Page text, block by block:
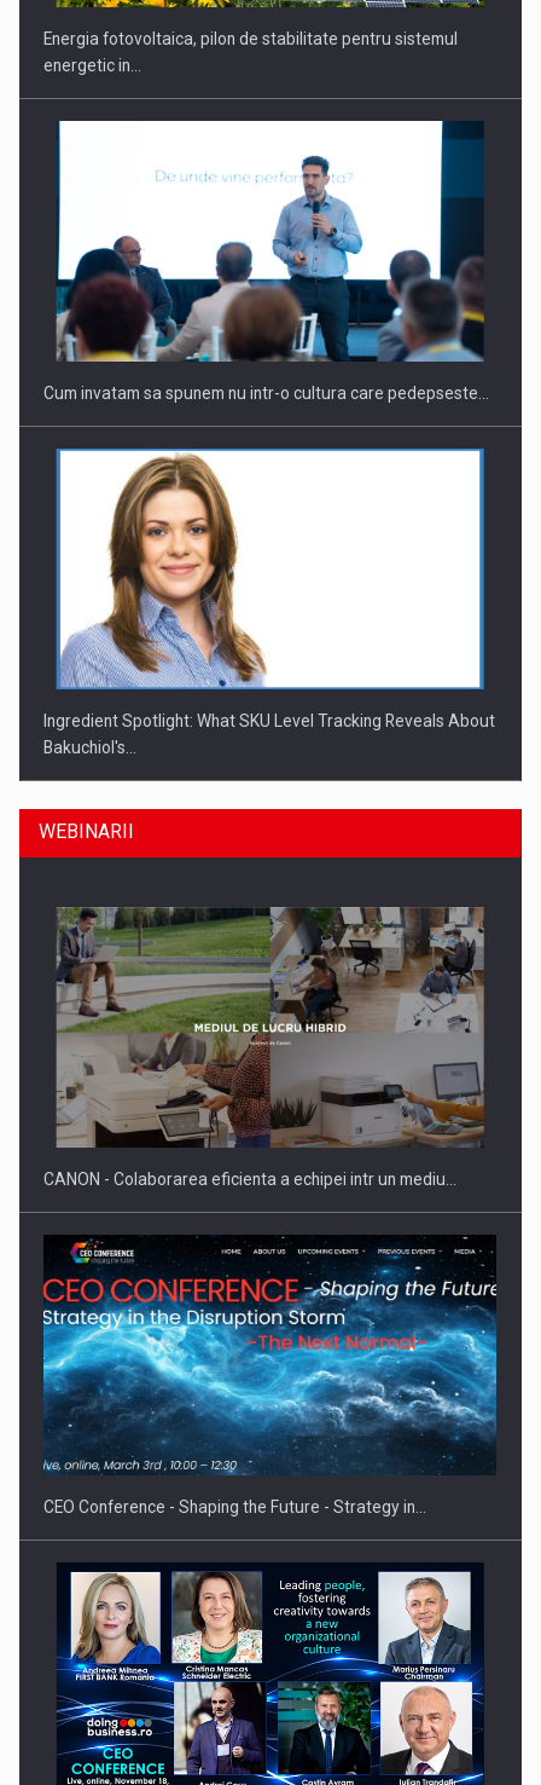
Energia fotovoltaica, pilon de stabilitate pentru sistemul
energetic in…
Cum invatam sa spunem nu intr-o cultura care pedepseste…
Ingredient Spotlight: What SKU Level Tracking Reveals About
Bakuchiol's…
Producatorii si comerciantii care nu se supun noilor
reglementari…
Proteinmaxxing and the Future of Protein Demand
WEBINARII
CANON - Colaborarea eficienta a echipei intr un mediu…
CEO Conference - Shaping the Future - Strategy in…